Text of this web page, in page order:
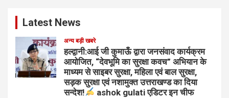
Latest News
अन्य बड़ी खबरे
हल्द्वानी:आई जी कुमाऊँ द्वारा जनसंवाद कार्यक्रम
आयोजित, “देवभूमि का सुरक्षा कवच” अभियान के
माध्यम से साइबर सुरक्षा, महिला एवं बाल सुरक्षा,
सड़क सुरक्षा एवं नशामुक्त उत्तराखण्ड का दिया
सन्देश!
ashok gulati एडिटर इन चीफ